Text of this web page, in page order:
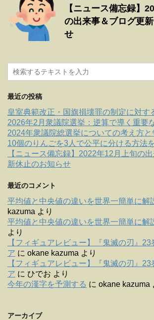
【ニュース備忘録】
の出来事＆ブログ更
せ
最近の投稿
皇室典範改正・国旗損壊罪の制定に対
2026年2月衆議院選挙：逆算で導く重要
2024年衆議院総選挙についての考え方と
10個のりんごを3人で公平に分ける方法
【ニュース備忘録】2022年12月上旬の
新休止のお知らせ
最近のコメント
平均値と中央値の違いを世界一簡単に解
kazuma より
平均値と中央値の違いを世界一簡単に解
より
【フィギュアレビュー】『鬼滅の刃』23
ア に okane kazuma より
【フィギュアレビュー】『鬼滅の刃』23
ア に ひでお より
今年の漢字を予測する に okane kazuma
アーカイブ